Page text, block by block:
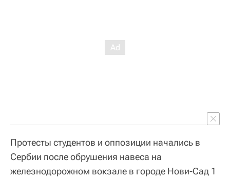
Протесты студентов и оппозиции начались в
Сербии после обрушения навеса на
железнодорожном вокзале в городе Нови-Сад 1